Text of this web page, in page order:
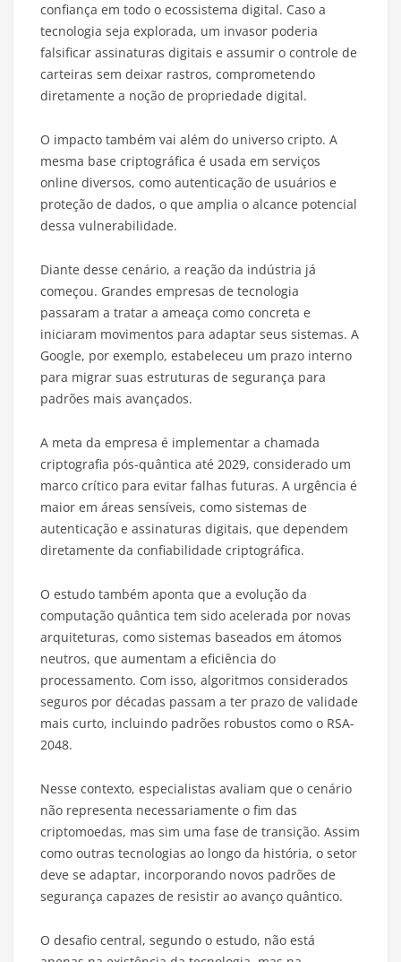
confiança em todo o ecossistema digital. Caso a
tecnologia seja explorada, um invasor poderia
falsificar assinaturas digitais e assumir o controle de
carteiras sem deixar rastros, comprometendo
diretamente a noção de propriedade digital.
O impacto também vai além do universo cripto. A
mesma base criptográfica é usada em serviços
online diversos, como autenticação de usuários e
proteção de dados, o que amplia o alcance potencial
dessa vulnerabilidade.
Diante desse cenário, a reação da indústria já
começou. Grandes empresas de tecnologia
passaram a tratar a ameaça como concreta e
iniciaram movimentos para adaptar seus sistemas. A
Google, por exemplo, estabeleceu um prazo interno
para migrar suas estruturas de segurança para
padrões mais avançados.
A meta da empresa é implementar a chamada
criptografia pós-quântica até 2029, considerado um
marco crítico para evitar falhas futuras. A urgência é
maior em áreas sensíveis, como sistemas de
autenticação e assinaturas digitais, que dependem
diretamente da confiabilidade criptográfica.
O estudo também aponta que a evolução da
computação quântica tem sido acelerada por novas
arquiteturas, como sistemas baseados em átomos
neutros, que aumentam a eficiência do
processamento. Com isso, algoritmos considerados
seguros por décadas passam a ter prazo de validade
mais curto, incluindo padrões robustos como o RSA-
2048.
Nesse contexto, especialistas avaliam que o cenário
não representa necessariamente o fim das
criptomoedas, mas sim uma fase de transição. Assim
como outras tecnologias ao longo da história, o setor
deve se adaptar, incorporando novos padrões de
segurança capazes de resistir ao avanço quântico.
O desafio central, segundo o estudo, não está